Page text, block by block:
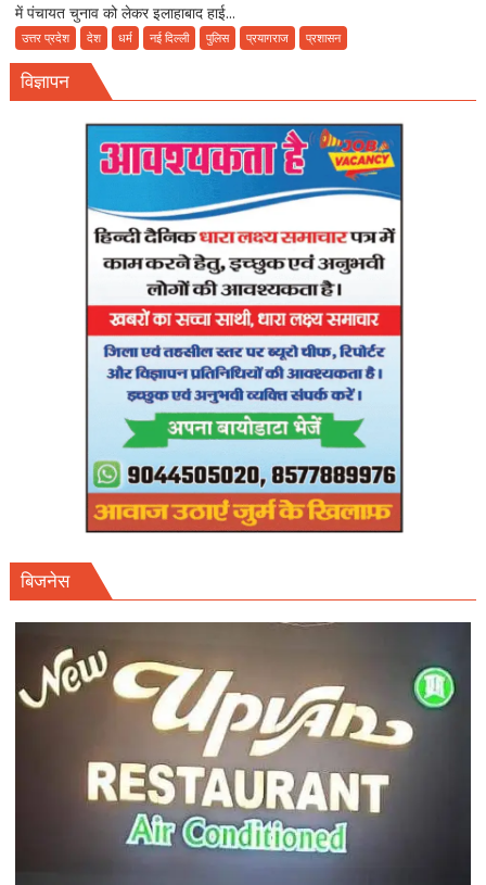
UP
हाईकोर्ट
सख्त,आयोग
अप्रैल
फाइनल
शेड्यूल
तलब।
में पंचायत चुनाव को लेकर इलाहाबाद हाई...
उत्तर प्रदेश देश धर्म नई दिल्ली पुलिस प्रयागराज प्रशासन
विज्ञापन
बिजनेस